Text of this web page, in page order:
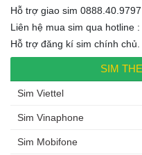
Hỗ trợ giao sim
Liên hệ mua sim qua hotline
Hỗ trợ đăng kí sim chính chủ.
SIM
Sim Viettel
Sim Vinaphone
Sim Mobifone